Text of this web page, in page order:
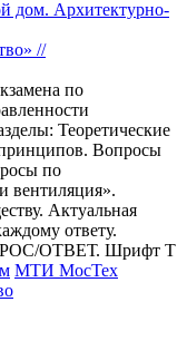
//
по
Теоретические
Вопросы
по
вентиляция».
Актуальная
ответу.
ОТВЕТ. Шрифт T
МТИ МосТех